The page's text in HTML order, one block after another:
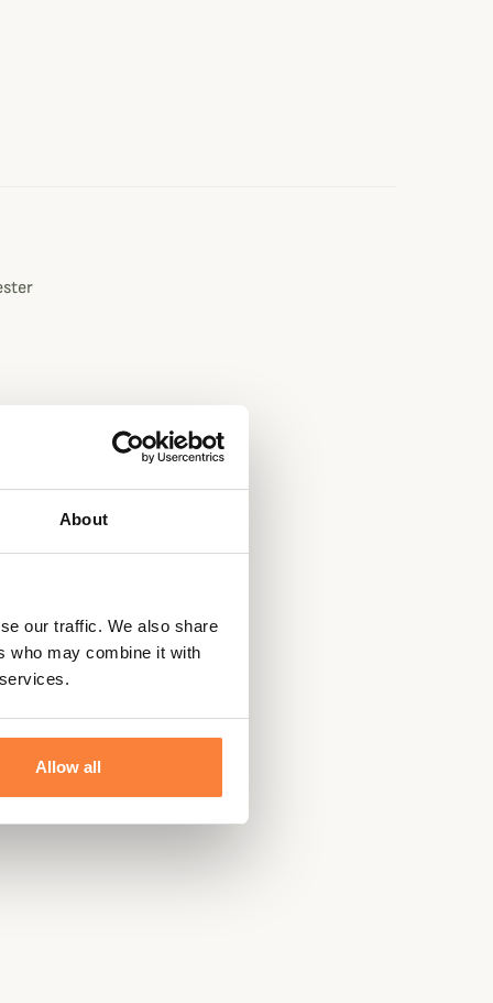
About
our traffic. We also share
who may combine it with
Allow all